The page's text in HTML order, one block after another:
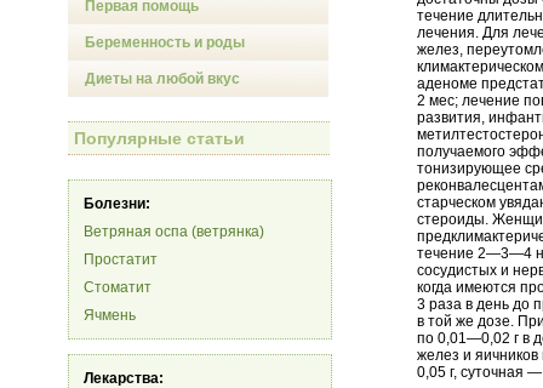
Первая помощь
Беременность и роды
Диеты на любой вкус
Популярные статьи
Болезни:
Ветряная оспа (ветрянка)
Простатит
Стоматит
Ячмень
Лекарства:
течение
лечения. Для
желез,
аденоме
2 мес; лечение
развития,
получаемого
тонизирующее
старческом
стероиды.
течение 2—3—4
сосудистых и
когда имеются
3 раза в день до
в той же дозе.
по 0,01—0,02 г в
желез и
0,05 г, суточная —